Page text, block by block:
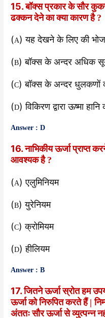
15. बॉक्स प्रकार के सौर
ढक्कन देने का क्या कारण है ?
(A) यह देखने के लिए की
(B) बॉक्स के अन्दर अधिक
(C) बॉक्स के अन्दर धुलकणों
(D) विकिरण द्वारा ऊष्मा
Answer : D
16. नाभिकीय ऊर्जा प्राप्त
आवश्यक है ?
(A) एलुमिनियम
(B) युरेनियम
(C) क्रोमियम
(D) हीलियम
Answer : B
17. जितने ऊर्जा स्रोत हम
ऊर्जा को निरुपित करते हैं |
अंततः सौर ऊर्जा से व्युत्पन्न